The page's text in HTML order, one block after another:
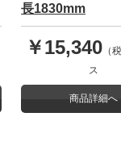
長1830mm
￥15,340（
ス
商品詳細へ